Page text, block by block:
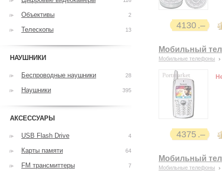
4130
Мобильный
Мобильные телефоны
4375
Мобильный
Мобильные телефоны
Объективы 2
Телескопы 13
НАУШНИКИ
Беспроводные наушники 28
Наушники 395
АКСЕССУАРЫ
USB Flash Drive 4
Карты памяти 64
FM трансмиттеры 7